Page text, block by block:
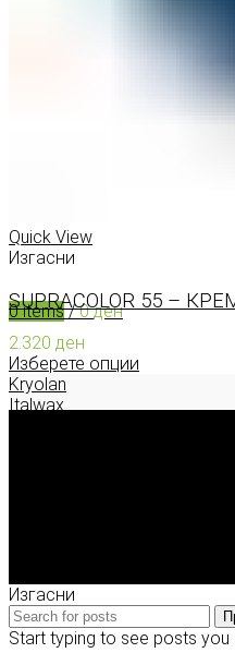
СОВЕТИ ЗА
СОВЕТИ ЗА
0items / 0ден
Quick View
Изгасни
SUPRACOLOR 55 –
2.320 ден
Изберете опции
Kryolan
Italwax
Изгасни
Start typing to see posts you